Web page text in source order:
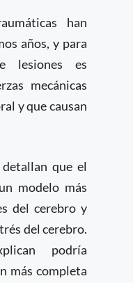
han
años, y para
lesiones es
mecánicas
y que causan
que el
modelo más
del cerebro y
del cerebro.
podría
más completa